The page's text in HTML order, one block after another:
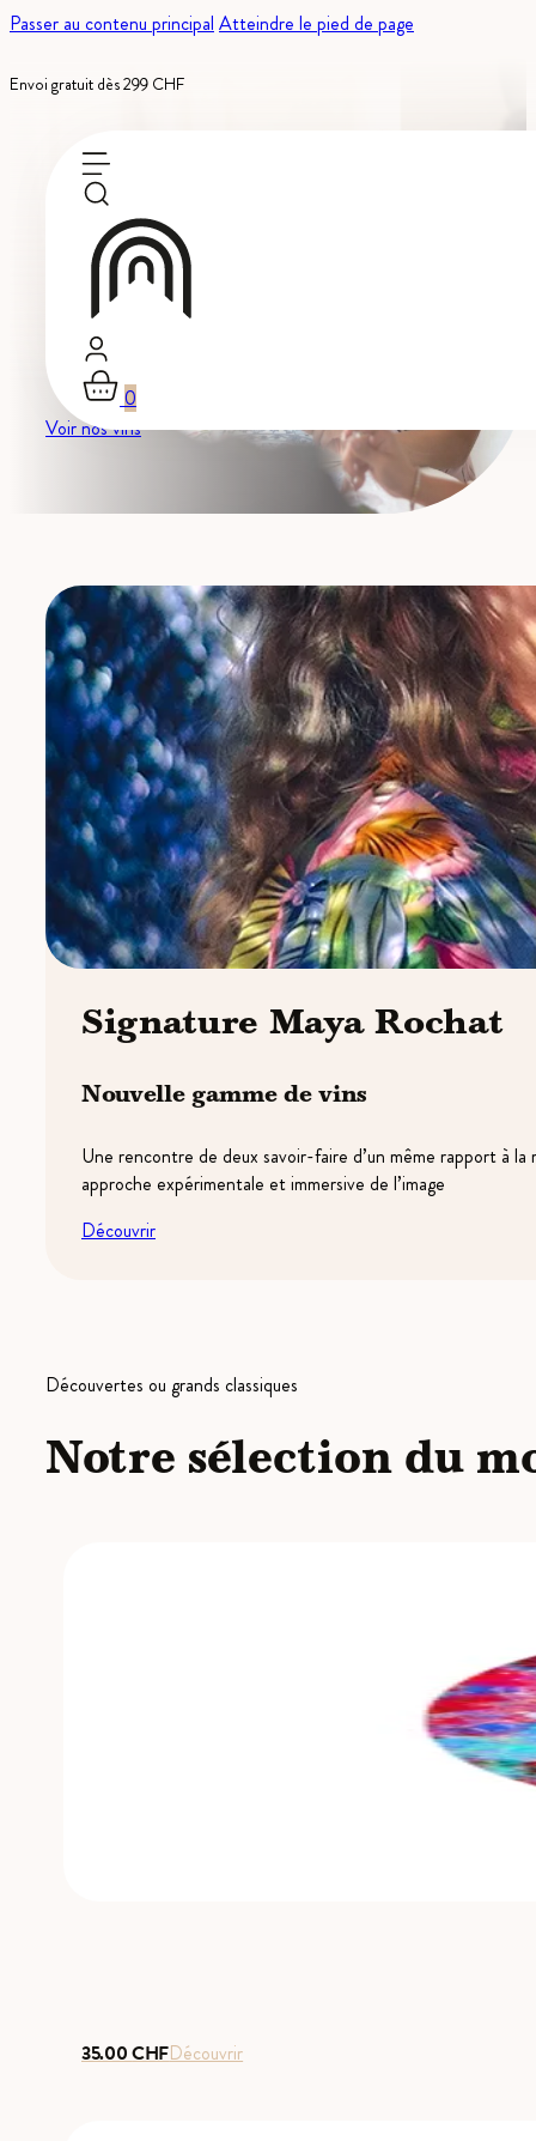
Passer au contenu principal Atteindre le pied de page
Envoi gratuit dès 299 CHF
0
Les meilleurs souvenirs
verre.
Voir nos vins
Signature Maya Rochat
Nouvelle gamme de vins
Une rencontre de deux savoir-faire d’un même rapport à
approche expérimentale et immersive de l’image
Découvrir
Découvertes ou grands classiques
Notre sélection du
35.00CHFDécouvrir